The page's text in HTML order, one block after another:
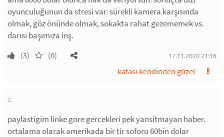
oyunculuğunun da stresi var. sürekli kamera karşısında
olmak, göz önünde olmak, sokakta rahat gezememek vs.
darısı başımıza inş.
(3) (0) 17.11.2020 21:16
kafası kendinden güzel
2.
paylastigim linke gore gercekleri pek yansitmayan haber.
ortalama olarak amerikada bir tir soforu 60bin dolar